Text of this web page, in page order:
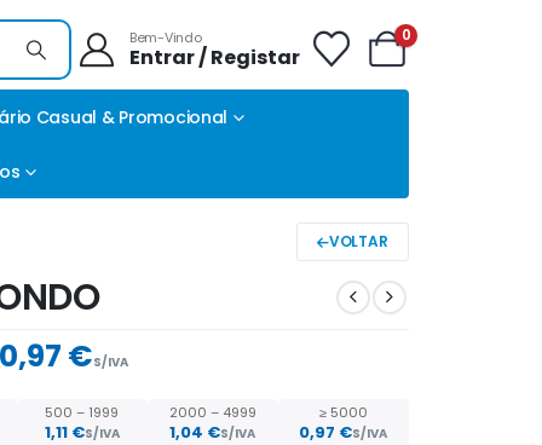
Bem-Vindo
Entrar / Registar
0
Casual & Promocional
VOLTAR
0,97 €S/IVA
500 – 1999
1,11 €S/IVA
2000 – 4999
1,04 €S/IVA
≥ 5000
0,97 €S/IVA